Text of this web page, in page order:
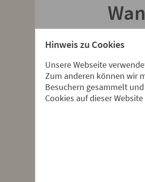
globaler
an.
sich um
einen
einen
Hinweis zu Cookies
Unsere Webseite
Zum anderen können wir
Besuchern gesammelt
Cookies auf dieser